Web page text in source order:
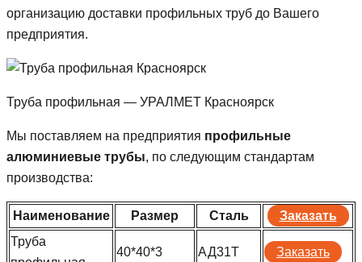
организацию доставки профильных труб до Вашего
предприятия.
Труба профильная — УРАЛМЕТ Красноярск
Мы поставляем на предприятия профильные
алюминиевые трубы, по следующим стандартам
производства:
Наименование Размер Сталь
Заказать
Труба
40*40*3 АД31Т Заказать